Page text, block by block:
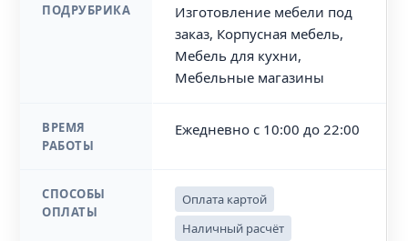
ПОДРУБРИКА
Изготовление мебели под
заказ, Корпусная мебель,
Мебель для кухни,
Мебельные магазины
ВРЕМЯ
РАБОТЫ
Ежедневно с 10:00 до 22:00
СПОСОБЫ
ОПЛАТЫ
Оплата картой
Наличный расчёт